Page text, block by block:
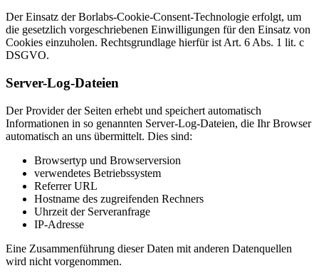
Der Einsatz der Borlabs-Cookie-Consent-Technologie erfolgt, um
die gesetzlich vorgeschriebenen Einwilligungen für den Einsatz von
Cookies einzuholen. Rechtsgrundlage hierfür ist Art. 6 Abs. 1 lit. c
DSGVO.
Server-Log-Dateien
Der Provider der Seiten erhebt und speichert automatisch
Informationen in so genannten Server-Log-Dateien, die Ihr Browser
automatisch an uns übermittelt. Dies sind:
Browsertyp und Browserversion
verwendetes Betriebssystem
Referrer URL
Hostname des zugreifenden Rechners
Uhrzeit der Serveranfrage
IP-Adresse
Eine Zusammenführung dieser Daten mit anderen Datenquellen
wird nicht vorgenommen.